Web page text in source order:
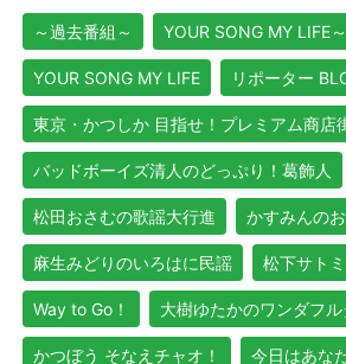
～過去番組～ YOUR SONG MY LIFE
YOUR SONG MY LIFE リポーター
東京・かつしか 目指せ！プレミアム商店
バッドボーイズ清人のどっぷり！葛飾人
松田おさむの歌謡大行進 かすみんの
麻生みどりのいろはに民謡 松下サト
Way to Go！ 大樹ゆたかのワンダフル
かつぼう そなえチャオ！ 今日はあな